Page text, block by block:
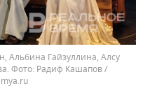
Альбина Гайзуллина, Алсу
Радиф Кашапов /